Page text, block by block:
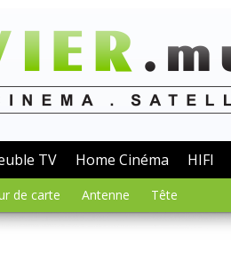
TV Home Cinéma HIFI
de carte Antenne Tête